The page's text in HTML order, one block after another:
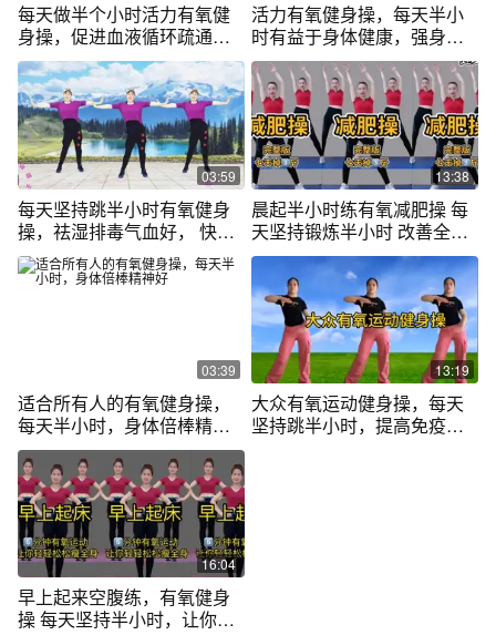
每天做半个小时活力有氧健
身操，促进血液循环疏通经
络，身体健康
活力有氧健身操，每天半小
时有益于身体健康，强身健
体预防疾病。
03:59
每天坚持跳半小时有氧健身
操，祛湿排毒气血好， 快速
减脂瘦腰腹
13:38
晨起半小时练有氧减肥操 每
天坚持锻炼半小时 改善全身
不适
03:39
适合所有人的有氧健身操，
每天半小时，身体倍棒精神
好
13:19
大众有氧运动健身操，每天
坚持跳半小时，提高免疫
16:04
早上起来空腹练，有氧健身
操 每天坚持半小时，让你轻